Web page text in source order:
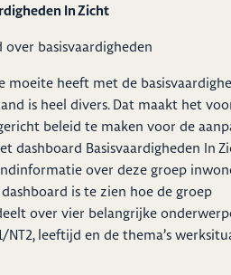
In Zicht
basisvaardigheden
moeite heeft met de
is heel divers. Dat maakt het
beleid te maken voor de
dashboard Basisvaardigheden In
over deze groep
is te zien hoe de groep
over vier belangrijke
leeftijd en de thema’s